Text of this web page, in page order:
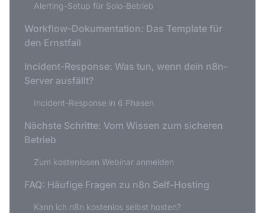
Alerting-Setup für Solo-Betrieb
Workflow-Dokumentation: Das Template für
den Ernstfall
Incident-Response: Was tun, wenn dein n8n-
Server ausfällt?
Incident-Response in 6 Phasen
Nächste Schritte: Vom Wissen zum sicheren
Betrieb
Zum kostenlosen Webinar anmelden
FAQ: Häufige Fragen zu n8n Self-Hosting
Kann ich n8n kostenlos selbst hosten?